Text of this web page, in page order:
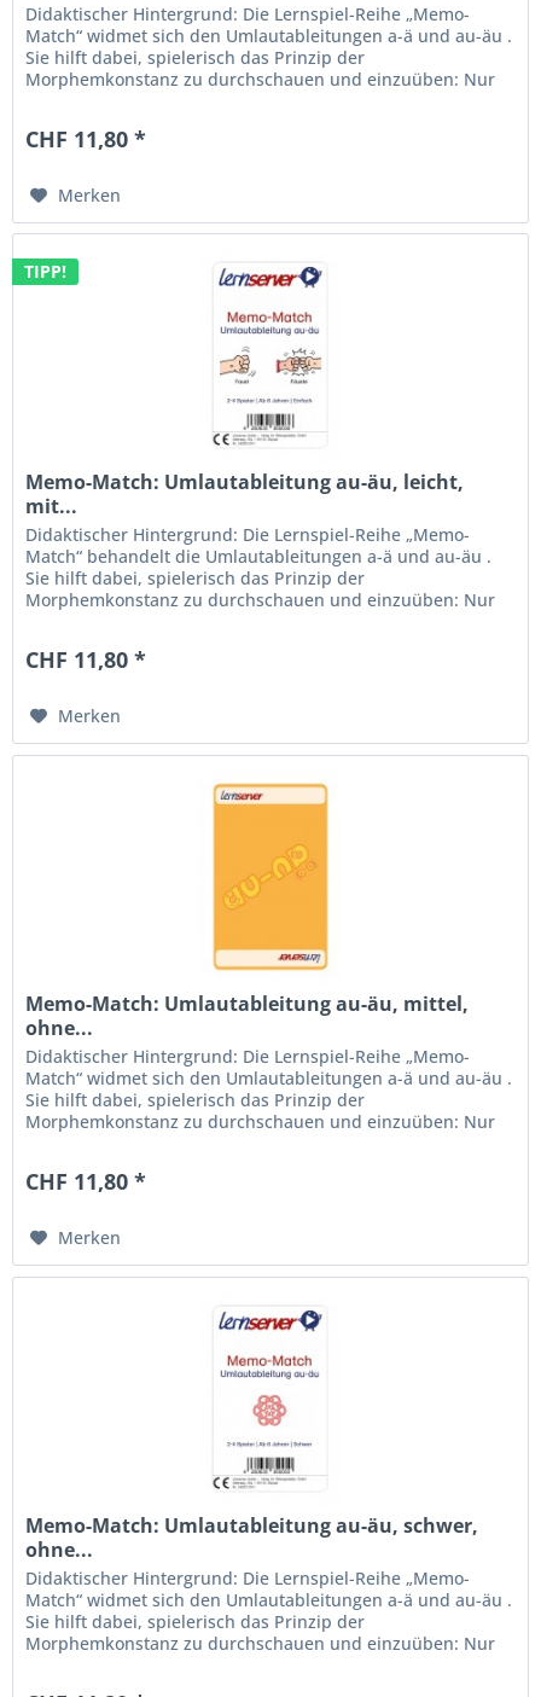
Didaktischer Hintergrund: Die Lernspiel-Reihe „Memo-
Match“ widmet sich den Umlautableitungen a-ä und au-äu .
Sie hilft dabei, spielerisch das Prinzip der
Morphemkonstanz zu durchschauen und einzuüben: Nur
CHF 11,80 *
Merken
TIPP!
Memo-Match: Umlautableitung au-äu, leicht,
mit...
Didaktischer Hintergrund: Die Lernspiel-Reihe „Memo-
Match“ behandelt die Umlautableitungen a-ä und au-äu .
Sie hilft dabei, spielerisch das Prinzip der
Morphemkonstanz zu durchschauen und einzuüben: Nur
CHF 11,80 *
Merken
Memo-Match: Umlautableitung au-äu, mittel,
ohne...
Didaktischer Hintergrund: Die Lernspiel-Reihe „Memo-
Match“ widmet sich den Umlautableitungen a-ä und au-äu .
Sie hilft dabei, spielerisch das Prinzip der
Morphemkonstanz zu durchschauen und einzuüben: Nur
CHF 11,80 *
Merken
Memo-Match: Umlautableitung au-äu, schwer,
ohne...
Didaktischer Hintergrund: Die Lernspiel-Reihe „Memo-
Match“ widmet sich den Umlautableitungen a-ä und au-äu .
Sie hilft dabei, spielerisch das Prinzip der
Morphemkonstanz zu durchschauen und einzuüben: Nur